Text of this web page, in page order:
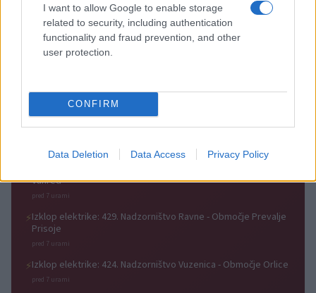
I want to allow Google to enable storage
related to security, including authentication
functionality and fraud prevention, and other
user protection.
CONFIRM
Data Deletion Data Access Privacy Policy
Koncert skupine Delta Riff na
Festivalu SHOTS prestavljen na
Avgust v Kinu Kulturnega doma
Obvestila
Izklop elektrike: 426. Nadzorništvo Vuzenica - Območje Sv.
Vuhred
pred 7 urami
⚡Izklop elektrike: 429. Nadzorništvo Ravne - Območje Prevalje
Prisoje
pred 7 urami
⚡Izklop elektrike: 424. Nadzorništvo Vuzenica - Območje Orlice
pred 7 urami